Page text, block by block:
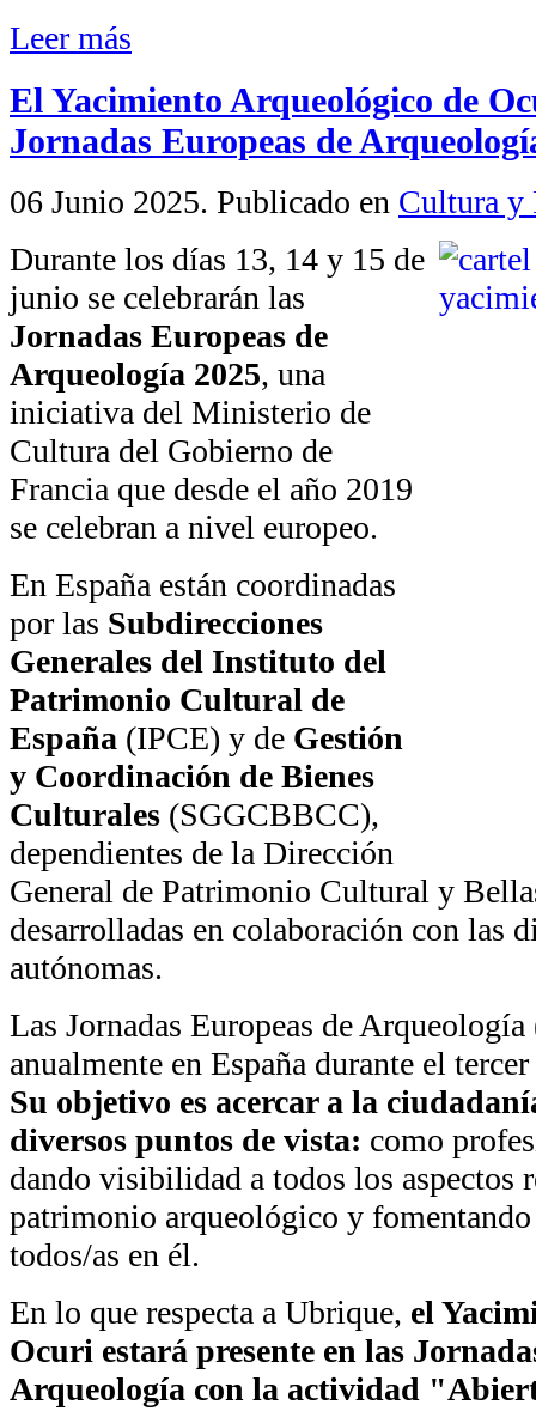
Leer más
El Yacimiento Arqueológico de
Jornadas Europeas de
06 Junio 2025. Publicado en Cultura y
Durante los días 13, 14 y 15 de
junio se celebrarán las
Jornadas Europeas de
Arqueología 2025, una
iniciativa del Ministerio de
Cultura del Gobierno de
Francia que desde el año 2019
se celebran a nivel europeo.
En España están coordinadas
por las Subdirecciones
Generales del Instituto del
Patrimonio Cultural de
España (IPCE) y de Gestión
y Coordinación de Bienes
Culturales (SGGCBBCC),
dependientes de la Dirección
General de Patrimonio Cultural y
desarrolladas en colaboración con las
autónomas.
Las Jornadas Europeas de
anualmente en España durante el
Su objetivo es acercar a la
diversos puntos de vista: como
dando visibilidad a todos los aspectos
patrimonio arqueológico y
todos/as en él.
En lo que respecta a Ubrique, el
Ocuri estará presente en las
Arqueología con la actividad